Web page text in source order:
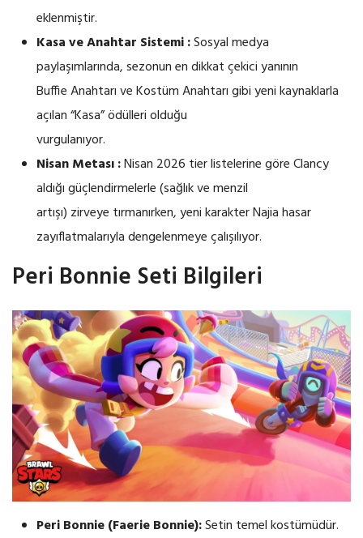
eklenmiştir.
Kasa ve Anahtar Sistemi :Sosyal medya
paylaşımlarında, sezonun en dikkat çekici yanının
Buffie Anahtarı ve Kostüm Anahtarı gibi yeni kaynaklarla
açılan “Kasa” ödülleri olduğu
vurgulanıyor.
Nisan Metası :Nisan 2026 tier listelerine göre Clancy
aldığı güçlendirmelerle (sağlık ve menzil
artışı) zirveye tırmanırken, yeni karakter Najia hasar
zayıflatmalarıyla dengelenmeye çalışılıyor.
Peri Bonnie Seti Bilgileri
Peri Bonnie (Faerie Bonnie):Setin temel kostümüdür.